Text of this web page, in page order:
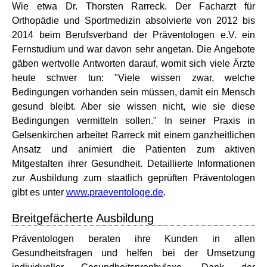
Wie etwa Dr. Thorsten Rarreck. Der Facharzt für
Orthopädie und Sportmedizin absolvierte von 2012 bis
2014 beim Berufsverband der Präventologen e.V. ein
Fernstudium und war davon sehr angetan. Die Angebote
gäben wertvolle Antworten darauf, womit sich viele Ärzte
heute schwer tun: "Viele wissen zwar, welche
Bedingungen vorhanden sein müssen, damit ein Mensch
gesund bleibt. Aber sie wissen nicht, wie sie diese
Bedingungen vermitteln sollen." In seiner Praxis in
Gelsenkirchen arbeitet Rarreck mit einem ganzheitlichen
Ansatz und animiert die Patienten zum aktiven
Mitgestalten ihrer Gesundheit. Detaillierte Informationen
zur Ausbildung zum staatlich geprüften Präventologen
gibt es unter www.praeventologe.de.
Breitgefächerte Ausbildung
Präventologen beraten ihre Kunden in allen
Gesundheitsfragen und helfen bei der Umsetzung